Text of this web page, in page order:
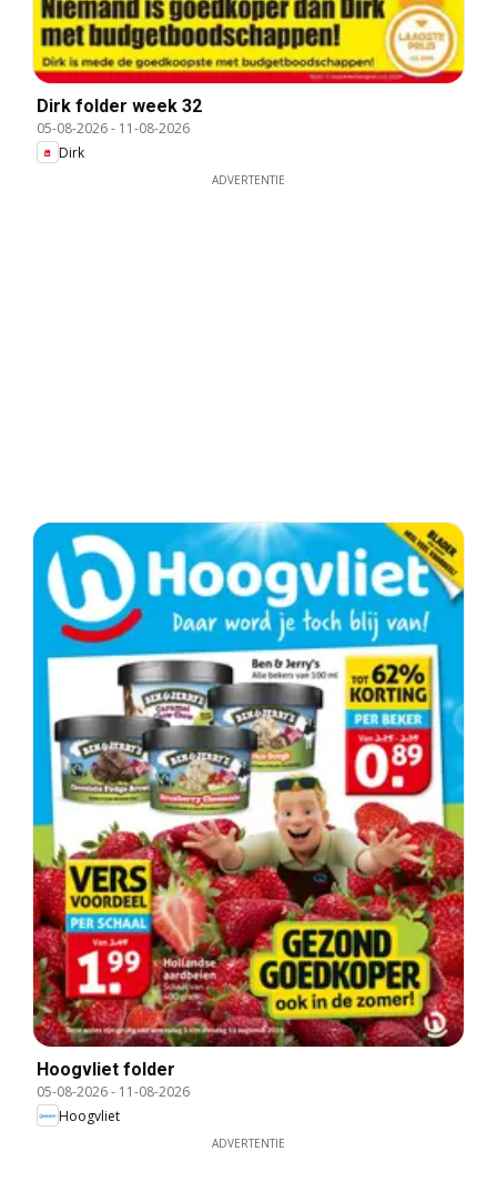
Dirk folder week 32
05-08-2026- 11-08-2026
Dirk
ADVERTENTIE
Hoogvliet folder
05-08-2026- 11-08-2026
Hoogvliet
ADVERTENTIE